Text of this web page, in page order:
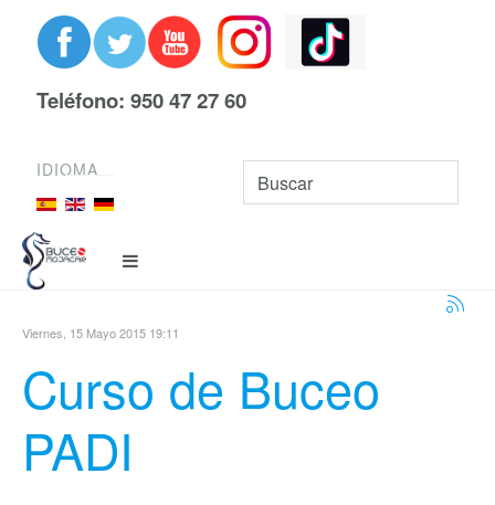
Teléfono: 950 47 27 60
IDIOMA
Viernes, 15 Mayo 2015 19:11
Curso de Buceo
PADI